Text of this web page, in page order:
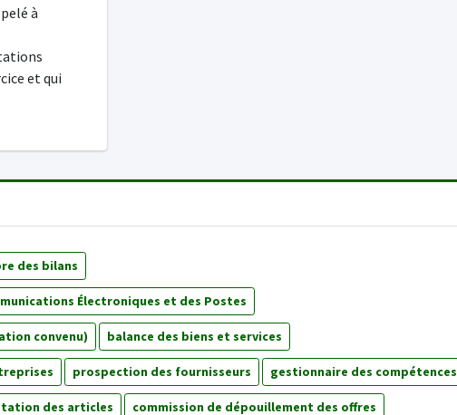
à
et qui
des bilans
Électroniques et des Postes
convenu) balance des biens et services
prospection des fournisseurs gestionnaire des compétences
des articles commission de dépouillement des offres